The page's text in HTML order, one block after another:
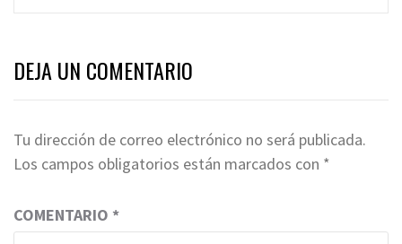
DEJA UN COMENTARIO
Tu dirección de correo electrónico no será publicada.
Los campos obligatorios están marcados con *
COMENTARIO *